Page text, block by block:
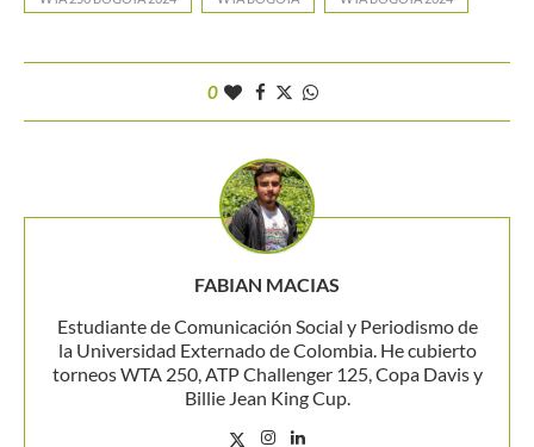
0
FABIAN MACIAS
Estudiante de Comunicación Social y Periodismo de
la Universidad Externado de Colombia. He cubierto
torneos WTA 250, ATP Challenger 125, Copa Davis y
Billie Jean King Cup.